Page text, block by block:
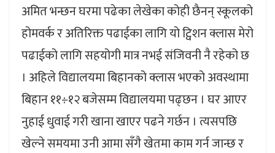
अमित भन्छन घरमा पढेका लेखेका कोही छैनन् स्कूलको
होमवर्क र अतिरिक्त पढाईका लागि यो ट्विशन क्लास मेरो
पढाईको लागि सहयोगी मात्र नभई संजिवनी नै रहेको छ
। अहिले विद्यालयमा बिहानको क्लास भएको अवस्थामा
बिहान ११÷१२ बजेसम्म विद्यालयमा पढ्छन । घर आएर
नुहाई धुवाई गरी खाना खाएर पढने गर्छन । त्यसपछि
खेल्ने समयमा उनी आमा सँगै खेतमा काम गर्न जान्छ र